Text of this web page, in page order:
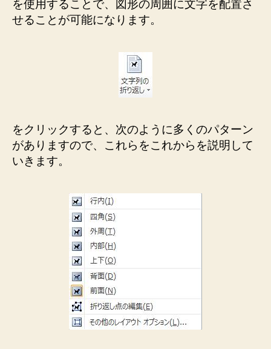
を使用することで、図形の周囲に文字を配置さ
せることが可能になります。
をクリックすると、次のように多くのパターン
がありますので、これらをこれからを説明して
いきます。